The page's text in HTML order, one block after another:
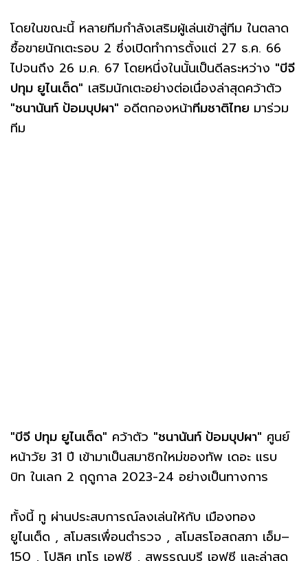
โดยในขณะนี้ หลายทีมกำลังเสริมผู้เล่นเข้าสู่ทีม ในตลาด
ซื้อขายนักเตะรอบ 2 ซึ่งเปิดทำการตั้งแต่ 27 ธ.ค. 66
ไปจนถึง 26 ม.ค. 67 โดยหนึ่งในนั้นเป็นดีลระหว่าง "บีจี
ปทุม ยูไนเต็ด" เสริมนักเตะอย่างต่อเนื่องล่าสุดคว้าตัว
"ชนานันท์ ป้อมบุปผา" อดีตกองหน้าทีมชาติไทย มาร่วม
ทีม
"บีจี ปทุม ยูไนเต็ด" คว้าตัว "ชนานันท์ ป้อมบุปผา" ศูนย์
หน้าวัย 31 ปี เข้ามาเป็นสมาชิกใหม่ของทัพ เดอะ แรบ
บิท ในเลก 2 ฤดูกาล 2023-24 อย่างเป็นทางการ⁣⁣
ทั้งนี้ ทู ผ่านประสบการณ์ลงเล่นให้กับ เมืองทอง
ยูไนเต็ด , สโมสรเพื่อนตำรวจ , สโมสรโอสถสภา เอ็ม–
150 , โปลิศ เทโร เอฟซี , สุพรรณบุรี เอฟซี และล่าสุด